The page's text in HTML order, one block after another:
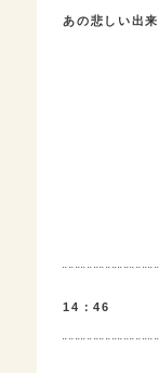
あの悲しい出
14：46